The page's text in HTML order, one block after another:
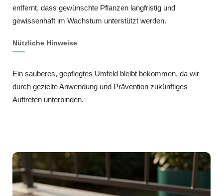
entfernt, dass gewünschte Pflanzen langfristig und
gewissenhaft im Wachstum unterstützt werden.
Nützliche Hinweise
Ein sauberes, gepflegtes Umfeld bleibt bekommen, da wir
durch gezielte Anwendung und Prävention zukünftiges
Auftreten unterbinden.